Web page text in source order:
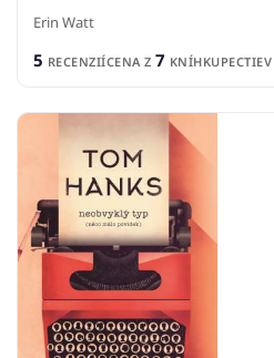
Erin Watt
5 RECENZIÍCENA Z 7 KNÍHKUPECTIEV